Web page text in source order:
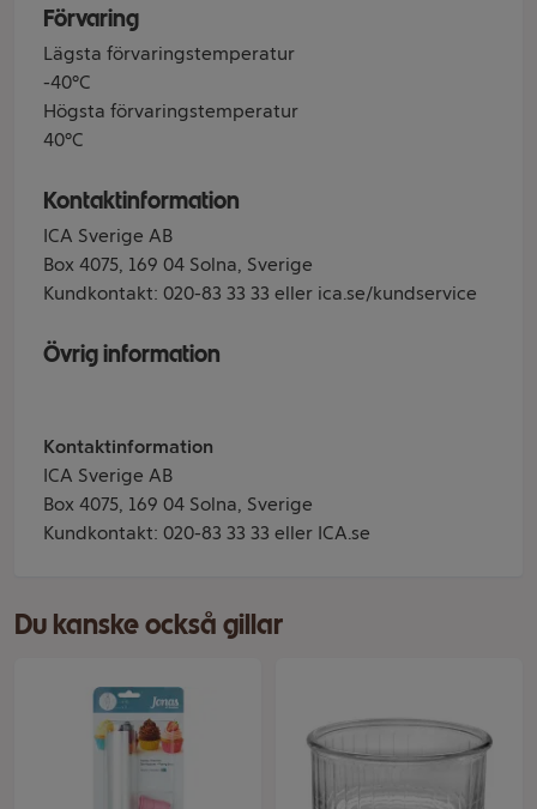
Förvaring
Lägsta förvaringstemperatur
-40°C
Högsta förvaringstemperatur
40°C
Kontaktinformation
ICA Sverige AB
Box 4075, 169 04 Solna, Sverige
Kundkontakt: 020-83 33 33 eller ica.se/kundservice
Övrig information
Kontaktinformation
ICA Sverige AB
Box 4075, 169 04 Solna, Sverige
Kundkontakt: 020-83 33 33 eller ICA.se
Du kanske också gillar